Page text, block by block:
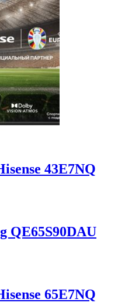
43E7NQ
QE65S90DAU
65E7NQ